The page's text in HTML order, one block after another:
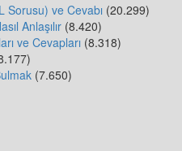
Sorusu) ve Cevabı (20.299)
Anlaşılır (8.420)
ve Cevapları (8.318)
(7.650)